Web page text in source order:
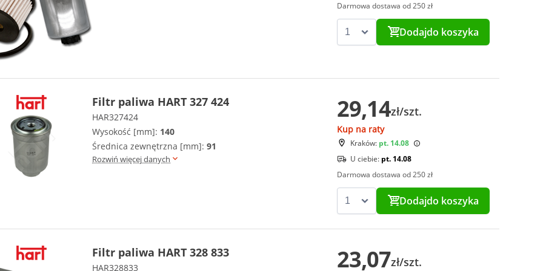
Darmowa dostawa od 250 zł
Dodajdo koszyka
Filtr paliwa HART 327 424
HAR327424
Wysokość [mm]: 140
Średnica zewnętrzna [mm]: 91
Rozwiń więcej danych
29,14zł/szt.
Kup na raty
Kraków: pt. 14.08
U ciebie: pt. 14.08
Darmowa dostawa od 250 zł
Dodajdo koszyka
Filtr paliwa HART 328 833
HAR328833 23,07zł/szt.